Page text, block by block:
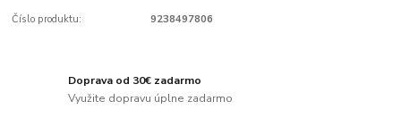
Číslo produktu: 9238497806
Doprava od 30€ zadarmo
Využite dopravu úplne zadarmo